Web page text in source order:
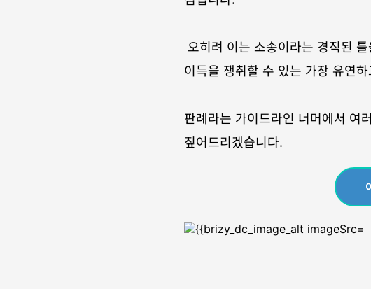
이득을 쟁취할 수 있는 가장 유연
판례라는 가이드라인 너머에서 여
짚어드리겠습니다.